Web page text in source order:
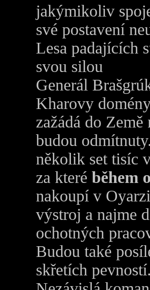
jakýmikoliv
své postavení
Lesa padajících
svou silou
Generál
Kharovy
zažádá do
budou
několik set tisíc
za které během
nakoupí v
výstroj a najme
ochotných
Budou také
skřetích